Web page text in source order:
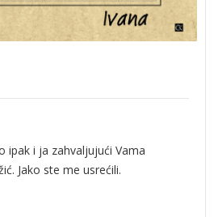
ipak i ja zahvaljujući Vama
Jako ste me usrećili.